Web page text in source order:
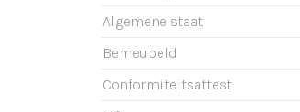
Algemene staat
Bemeubeld
Conformiteitsattest